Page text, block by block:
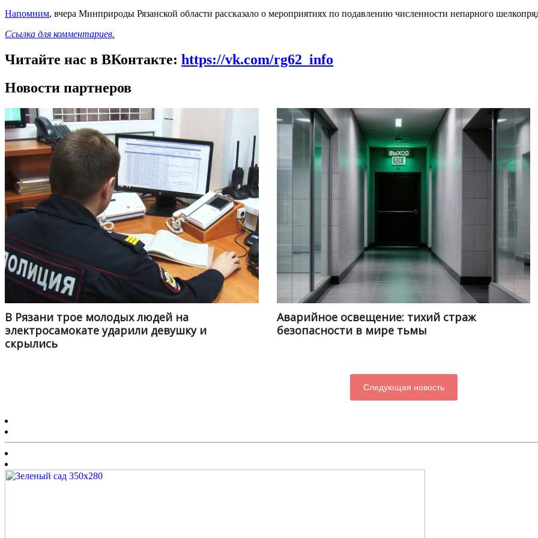
Напомним, вчера Минприроды Рязанской области рассказало о мероприятиях по подавлению численности непарного
Ссылка для комментариев.
Читайте нас в ВКонтакте: https://vk.com/rg62_info
Новости партнеров
В Рязани трое молодых людей на
электросамокате ударили девушку и
скрылись
Аварийное освещение: тихий страж
безопасности в мире тьмы
Следующая новость